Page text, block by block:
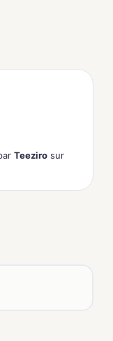
Teeziro sur